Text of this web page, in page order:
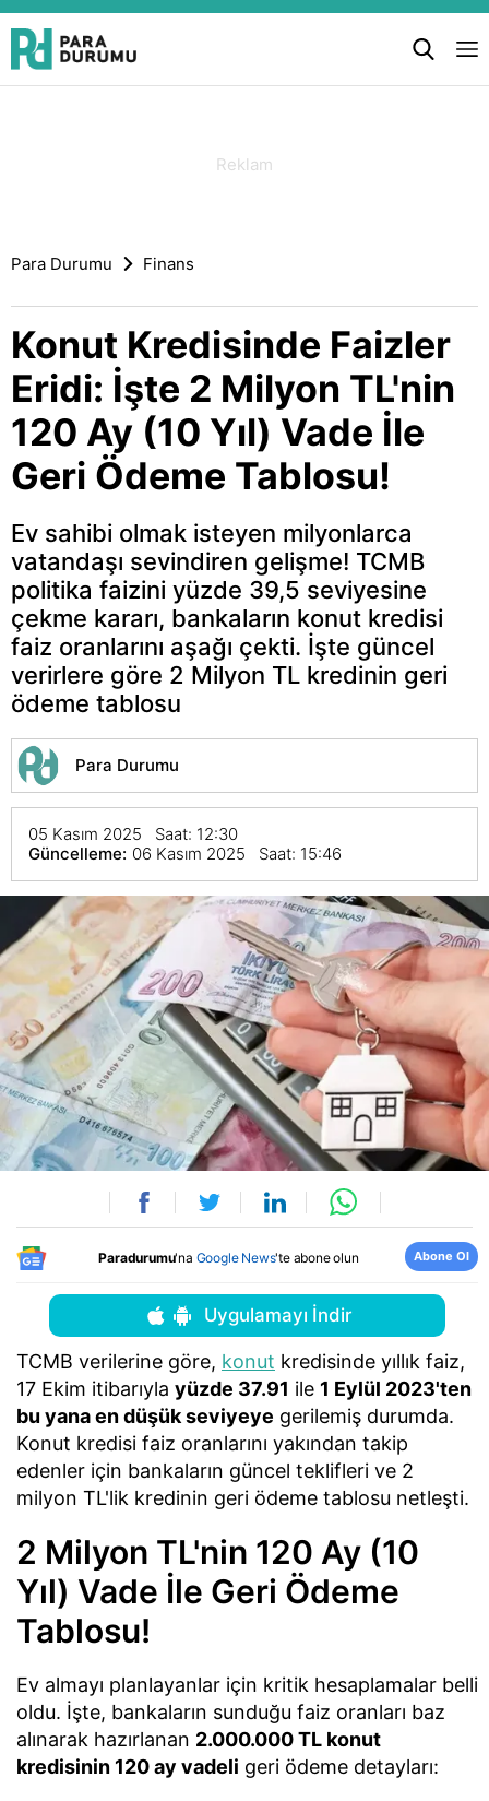
Para Durumu Finans
Konut Kredisinde Faizler
Eridi: İşte 2 Milyon TL'nin
120 Ay (10 Yıl) Vade İle
Geri Ödeme Tablosu!
Ev sahibi olmak isteyen milyonlarca
vatandaşı sevindiren gelişme! TCMB
politika faizini yüzde 39,5 seviyesine
çekme kararı, bankaların konut kredisi
faiz oranlarını aşağı çekti. İşte güncel
verirlere göre 2 Milyon TL kredinin geri
ödeme tablosu
Para Durumu
05 Kasım 2025 Saat: 12:30
Güncelleme: 06 Kasım 2025 Saat: 15:46
Paradurumu'na Google News'te abone olun Abone Ol
Uygulamayı İndir
TCMB verilerine göre, konut kredisinde yıllık faiz,
17 Ekim itibarıyla yüzde 37.91 ile 1 Eylül 2023'ten
bu yana en düşük seviyeye gerilemiş durumda.
Konut kredisi faiz oranlarını yakından takip
edenler için bankaların güncel teklifleri ve 2
milyon TL'lik kredinin geri ödeme tablosu netleşti.
2 Milyon TL'nin 120 Ay (10
Yıl) Vade İle Geri Ödeme
Tablosu!
Ev almayı planlayanlar için kritik hesaplamalar belli
oldu. İşte, bankaların sunduğu faiz oranları baz
alınarak hazırlanan 2.000.000 TL konut
kredisinin 120 ay vadeli geri ödeme detayları: